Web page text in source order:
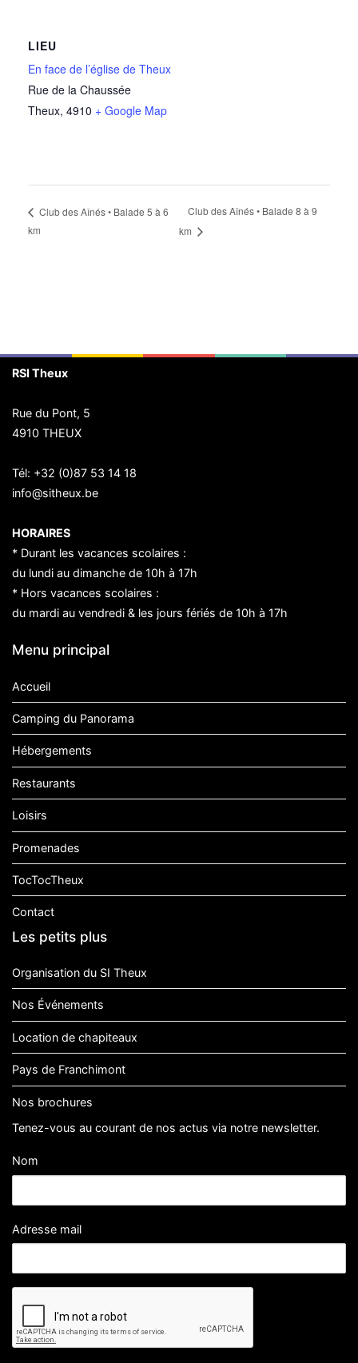
LIEU
En face de l’église de Theux
Rue de la Chaussée
Theux, 4910 + Google Map
Club des Aînés • Balade 5 à 6
km
Club des Aînés • Balade 8 à 9
km
RSI Theux
Rue du Pont, 5
4910 THEUX
Tél: +32 (0)87 53 14 18
info@sitheux.be
HORAIRES
* Durant les vacances scolaires :
du lundi au dimanche de 10h à 17h
* Hors vacances scolaires :
du mardi au vendredi & les jours fériés de 10h à 17h
Menu principal
Accueil
Camping du Panorama
Hébergements
Restaurants
Loisirs
Promenades
TocTocTheux
Contact
Les petits plus
Organisation du SI Theux
Nos Événements
Location de chapiteaux
Pays de Franchimont
Nos brochures
Tenez-vous au courant de nos actus via notre newsletter.
Nom
Adresse mail